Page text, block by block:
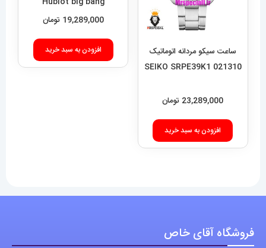
ساعت سیکو مردانه اتوماتیک
021310 SEIKO SRPE39K1
23,289,000 تومان
افزودن به سبد خرید
19,289,000 تومان
افزودن به سبد خرید
فروشگاه آقای خاص